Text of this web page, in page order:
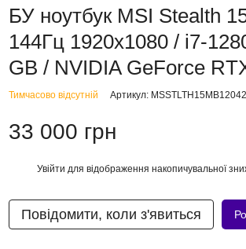
БУ ноутбук MSI Stealth
144Гц 1920x1080 / i7-
GB / NVIDIA GeForce
Тимчасово відсутній Артикул:
33 000 грн
Увійти для відображення накопичувальної
Повідомити, коли з'явиться